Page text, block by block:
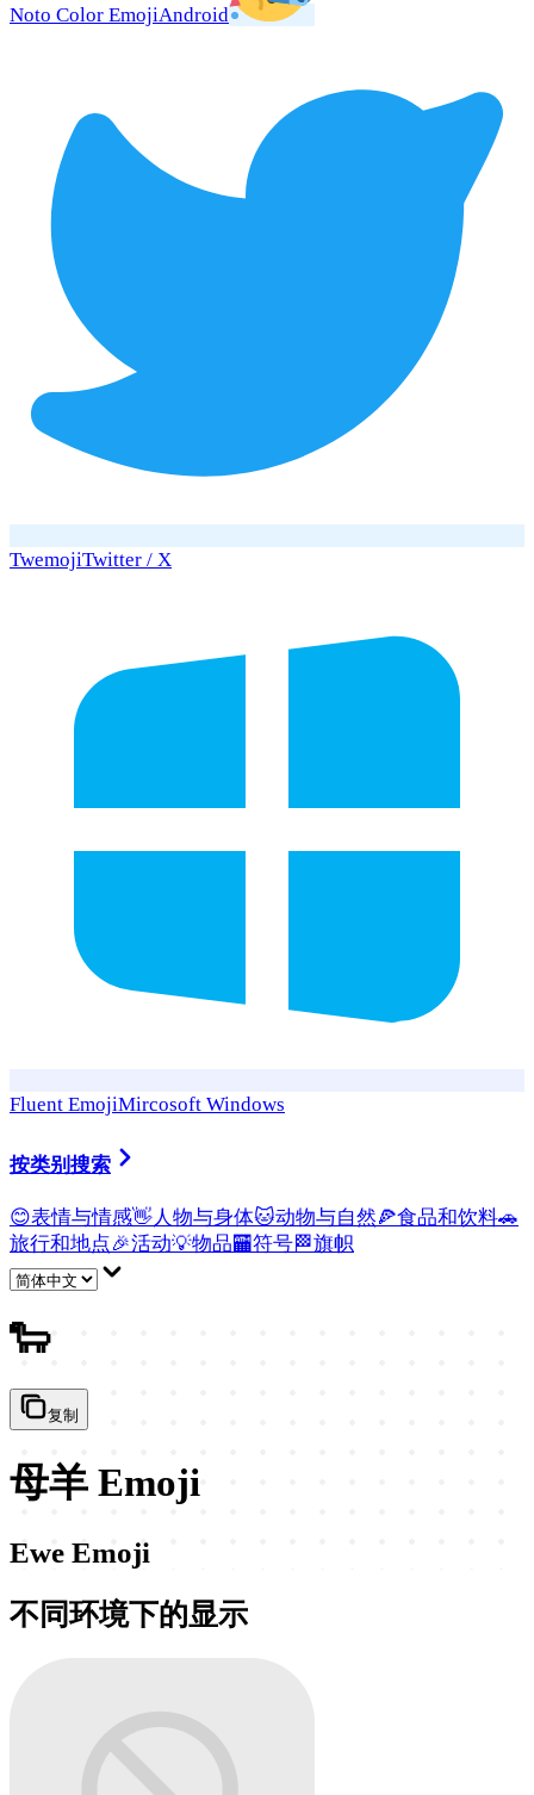
Noto Color EmojiAndroid
TwemojiTwitter / X
Fluent EmojiMircosoft Windows
按类别搜索
😊表情与情感👋 人物与身体🐱动物与自然🍕食品和饮料🚗
旅行和地点🎉活动💡物品🏧符号🏁旗帜
🐑
复制
母羊 Emoji
Ewe Emoji
不同环境下的显示